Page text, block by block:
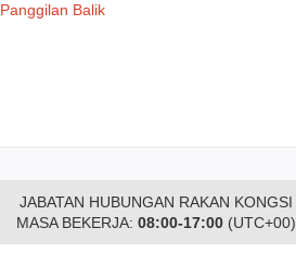
Panggilan Balik
JABATAN HUBUNGAN RAKAN KONGSI
MASA BEKERJA: 08:00-17:00(UTC+00)